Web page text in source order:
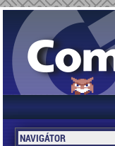
NAVIGÁTOR